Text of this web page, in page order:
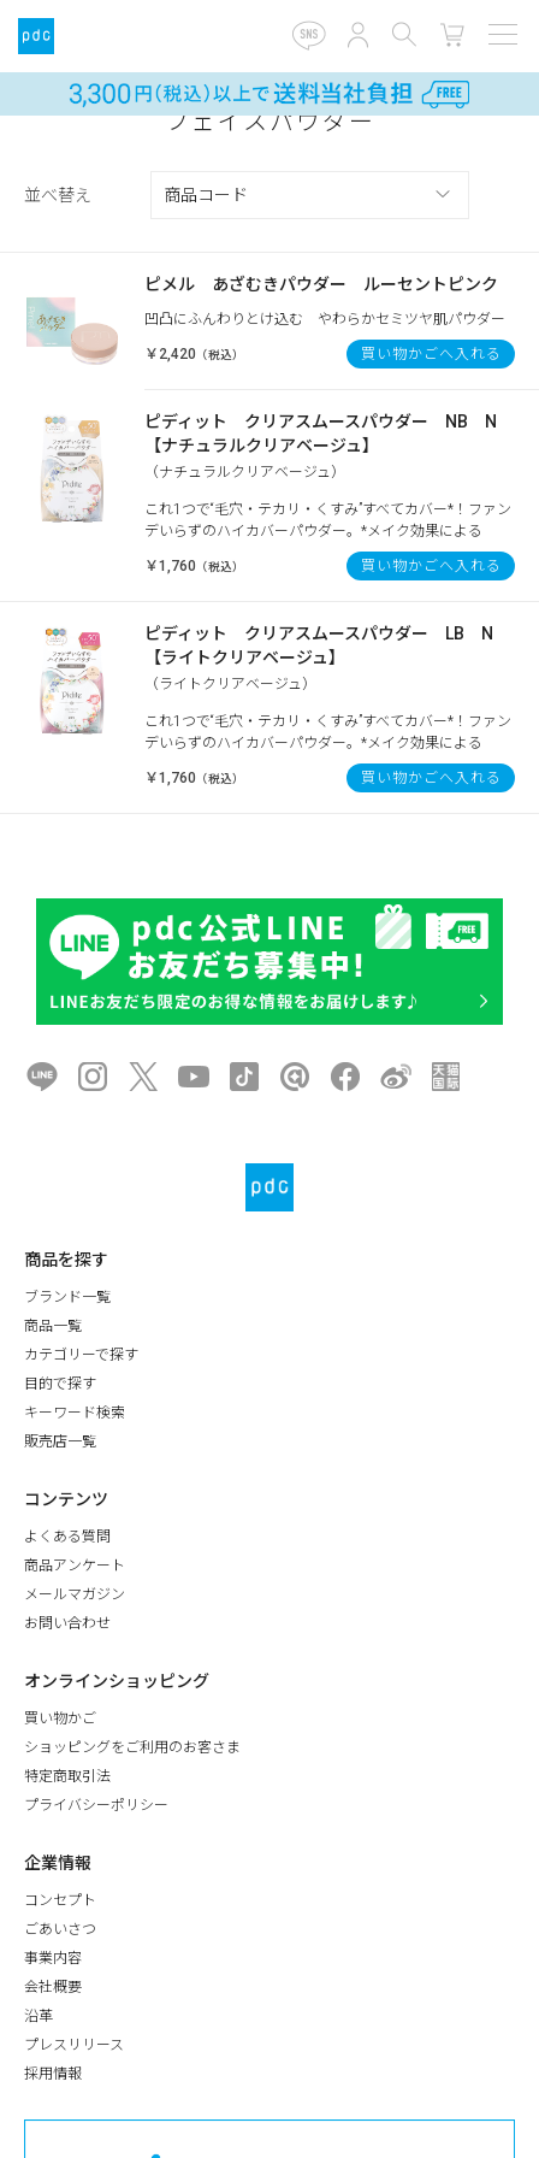
フェイスパウダー
並べ替え
ピメル あざむきパウダー ルーセントピンク
凹凸にふんわりとけ込む やわらかセミツヤ肌パウダー
￥2,420 （税込） 買い物かごへ入れる
ピディット クリアスムースパウダー NB N
【ナチュラルクリアベージュ】
（ナチュラルクリアベージュ）
これ1つで“毛穴・テカリ・くすみ”すべてカバー*！ファン
デいらずのハイカバーパウダー。*メイク効果による
￥1,760 （税込） 買い物かごへ入れる
ピディット クリアスムースパウダー LB N
【ライトクリアベージュ】
（ライトクリアベージュ）
これ1つで“毛穴・テカリ・くすみ”すべてカバー*！ファン
デいらずのハイカバーパウダー。*メイク効果による
￥1,760 （税込） 買い物かごへ入れる
商品を探す
ブランド一覧
商品一覧
カテゴリーで探す
目的で探す
キーワード検索
販売店一覧
コンテンツ
よくある質問
商品アンケート
メールマガジン
お問い合わせ
オンラインショッピング
買い物かご
ショッピングをご利用のお客さま
特定商取引法
プライバシーポリシー
企業情報
コンセプト
ごあいさつ
事業内容
会社概要
沿革
プレスリリース
採用情報